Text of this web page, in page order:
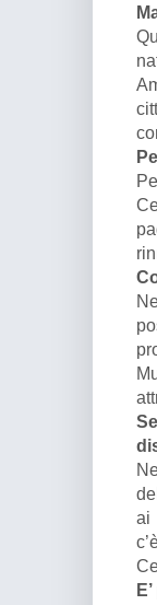
ai